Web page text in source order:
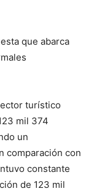
que abarca
turístico
mil 374
un
comparación con
constante
de 123 mil